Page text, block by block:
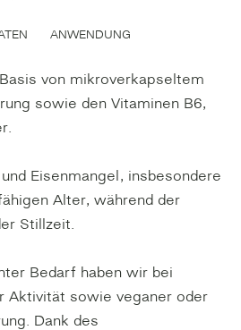
ANWENDUNG
von mikroverkapseltem
sowie den Vitaminen B6,
Eisenmangel, insbesondere
Alter, während der
Stillzeit.
Bedarf haben wir bei
Aktivität sowie veganer oder
Dank des